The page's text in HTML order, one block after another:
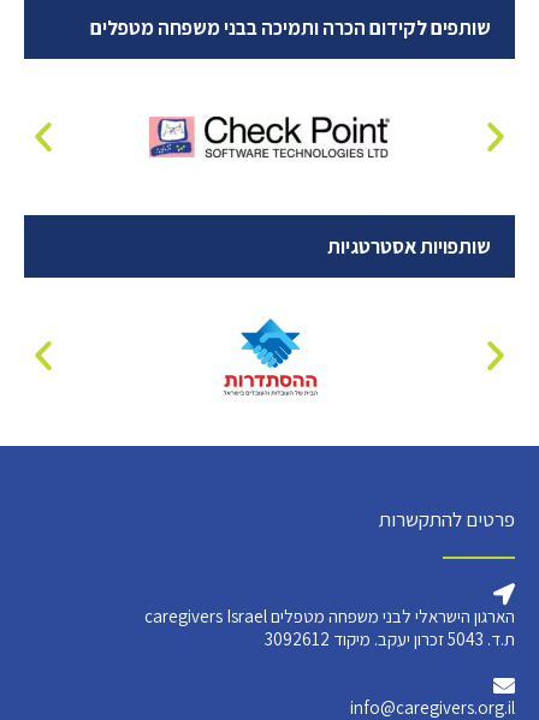
שותפים לקידום הכרה ותמיכה בבני משפחה מטפלים
שותפויות אסטרטגיות
פרטים להתקשרות
הארגון הישראלי לבני משפחה מטפלים caregivers Israel
ת.ד. 5043 זכרון יעקב. מיקוד 3092612
info@caregivers.org.il